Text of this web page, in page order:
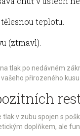
teplotu.
(ztmavl).
tlak po nedávném
přirozeného
tlak v zubu spojen s
doplňkem, ale